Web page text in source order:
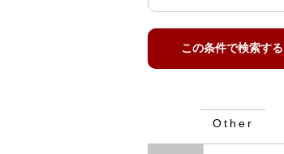
Other